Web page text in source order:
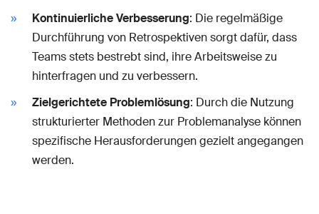
Kontinuierliche Verbesserung: Die regelmäßige
Durchführung von Retrospektiven sorgt dafür, dass
Teams stets bestrebt sind, ihre Arbeitsweise zu
hinterfragen und zu verbessern.
Zielgerichtete Problemlösung: Durch die Nutzung
strukturierter Methoden zur Problemanalyse können
spezifische Herausforderungen gezielt angegangen
werden.